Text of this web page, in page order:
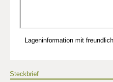
Lageninformation mit
Steckbrief